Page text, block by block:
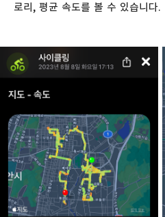
로리, 평균 속도를 볼 수 있습니다.